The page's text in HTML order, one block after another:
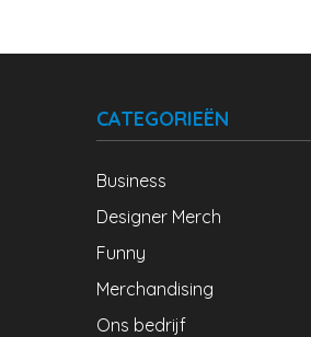
CATEGORIEËN
Business
Designer Merch
Funny
Merchandising
Ons bedrijf